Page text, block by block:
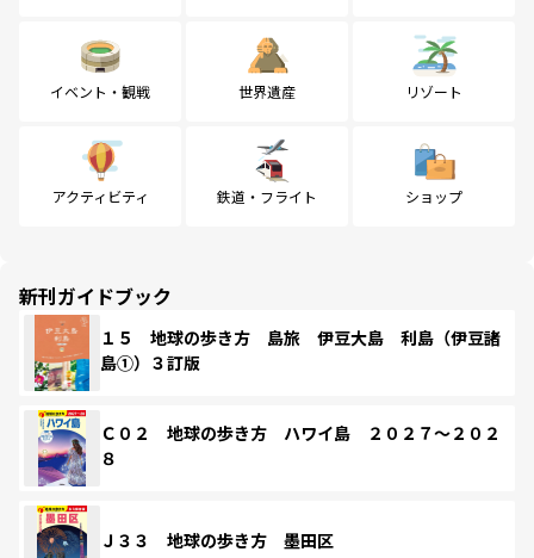
イベント・観戦 世界遺産 リゾート
アクティビティ 鉄道・フライト ショップ
新刊ガイドブック
１５ 地球の歩き方 島旅 伊豆大島 利島（伊豆諸
島①）３訂版
Ｃ０２ 地球の歩き方 ハワイ島 ２０２７～２０２
８
Ｊ３３ 地球の歩き方 墨田区